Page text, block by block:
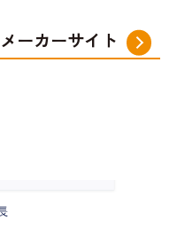
メーカーサイト